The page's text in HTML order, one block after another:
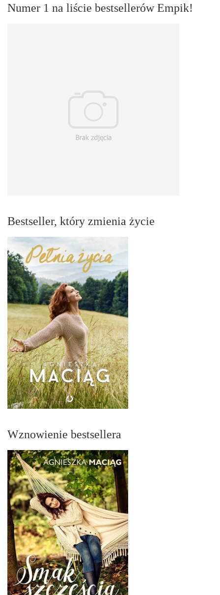
Numer 1 na liście bestsellerów Empik!
Bestseller, który zmienia życie
Wznowienie bestsellera